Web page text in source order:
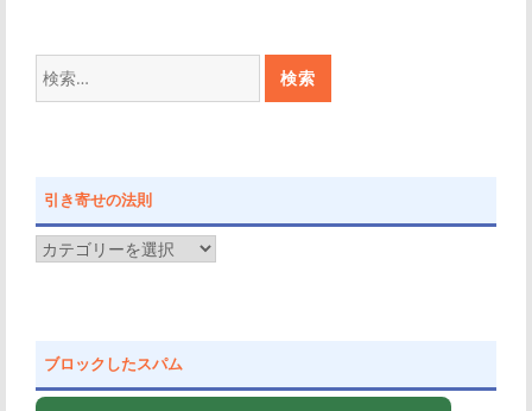
検
索:
引き寄せの法則
引
ブロックしたスパム